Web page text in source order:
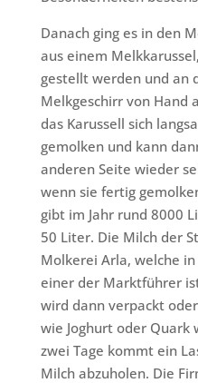
Danach ging es in den
aus einem
gestellt werden und an
Melkgeschirr von Hand
das Karussell sich
gemolken und kann
anderen Seite wieder
wenn sie fertig
gibt im Jahr rund 8000
50 Liter. Die Milch der
Molkerei Arla, welche
einer der Marktführer
wird dann verpackt
wie Joghurt oder
zwei Tage kommt ein
Milch abzuholen. Die